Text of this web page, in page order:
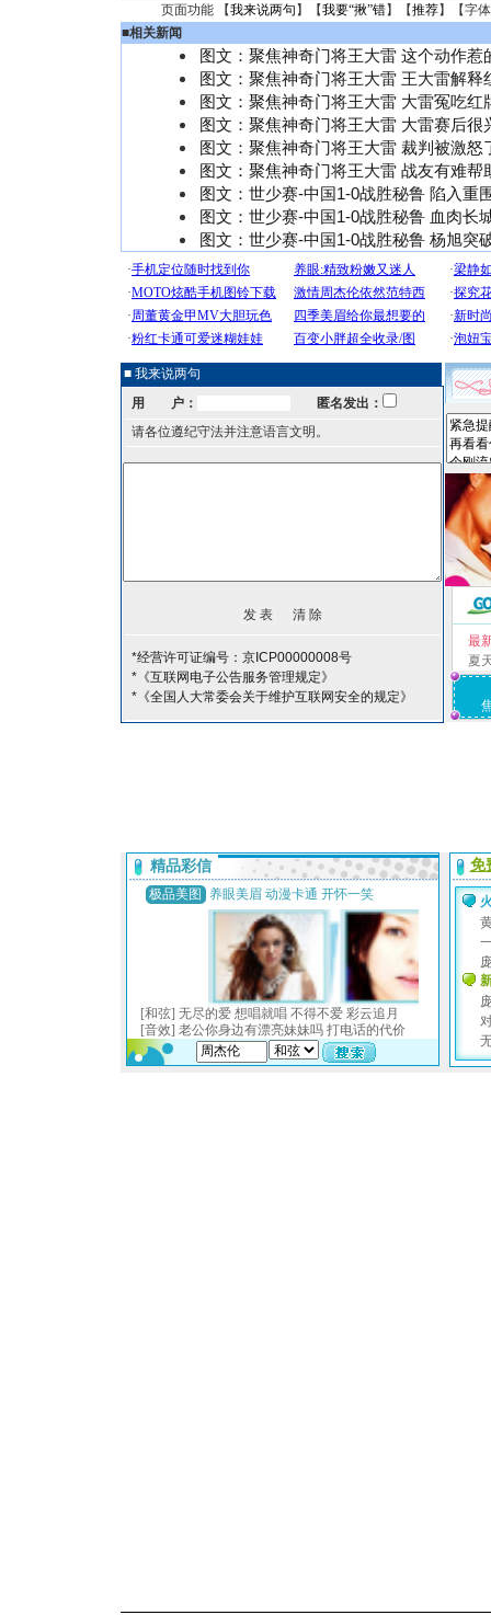
页面功能 【我来说两句 】【我要“揪”错】【推荐】【字
■相关新闻
图文：聚焦神奇门将王大雷 这个动作惹
图文：聚焦神奇门将王大雷 王大雷解释
图文：聚焦神奇门将王大雷 大雷冤吃红
图文：聚焦神奇门将王大雷 大雷赛后很
图文：聚焦神奇门将王大雷 裁判被激怒
图文：聚焦神奇门将王大雷 战友有难帮
图文：世少赛-中国1-0战胜秘鲁 陷入重
图文：世少赛-中国1-0战胜秘鲁 血肉长
图文：世少赛-中国1-0战胜秘鲁 杨旭突
■ 我来说两句
用 户：
匿名发出：
请各位遵纪守法并注意语言文明。
*经营许可证编号：京ICP00000008号
*《互联网电子公告服务管理规定》
*《全国人大常委会关于维护互联网安全的规定》
最
夏